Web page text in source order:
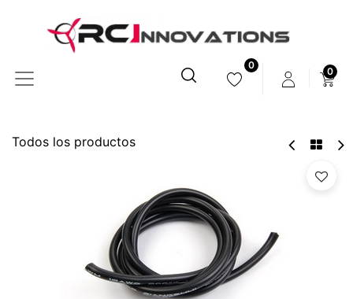
0
0
Todos los productos